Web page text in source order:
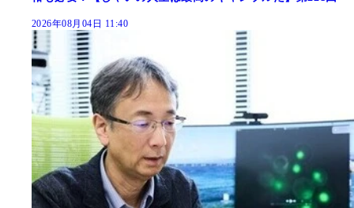
2026年08月04日 11:40